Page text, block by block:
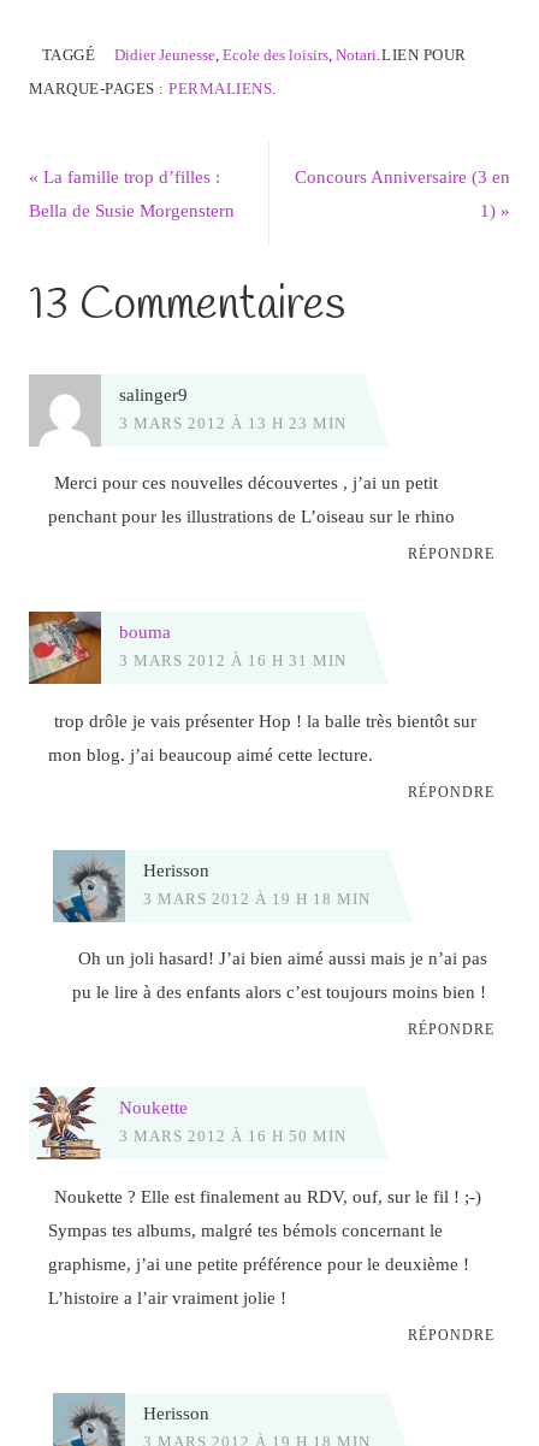
TAGGÉ Didier Jeunesse,Ecole des loisirs,Notari.LIEN POUR
MARQUE-PAGES :PERMALIENS.
« La famille trop d’filles :
Bella de Susie Morgenstern
Concours Anniversaire (3 en
1)»
13 Commentaires
salinger9
3 MARS 2012 À 13 H 23 MIN
Merci pour ces nouvelles découvertes , j’ai un petit
penchant pour les illustrations de L’oiseau sur le rhino
RÉPONDRE
bouma
3 MARS 2012 À 16 H 31 MIN
trop drôle je vais présenter Hop ! la balle très bientôt sur
mon blog. j’ai beaucoup aimé cette lecture.
RÉPONDRE
Herisson
3 MARS 2012 À 19 H 18 MIN
Oh un joli hasard! J’ai bien aimé aussi mais je n’ai pas
pu le lire à des enfants alors c’est toujours moins bien !
RÉPONDRE
Noukette
3 MARS 2012 À 16 H 50 MIN
Noukette ? Elle est finalement au RDV, ouf, sur le fil ! ;-)
Sympas tes albums, malgré tes bémols concernant le
graphisme, j’ai une petite préférence pour le deuxième !
L’histoire a l’air vraiment jolie !
RÉPONDRE
Herisson
3 MARS 2012 À 19 H 18 MIN